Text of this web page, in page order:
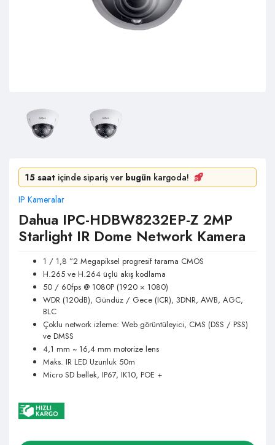
15 saat içinde sipariş ver bugün kargoda!
IP Kameralar
Dahua IPC-HDBW8232EP-Z 2MP
Starlight IR Dome Network Kamera
1 / 1,8 ”2 Megapiksel progresif tarama CMOS
H.265 ve H.264 üçlü akış kodlama
50 / 60fps @ 1080P (1920 × 1080)
WDR (120dB), Gündüz / Gece (ICR), 3DNR, AWB, AGC,
BLC
Çoklu network izleme: Web görüntüleyici, CMS (DSS / PSS)
ve DMSS
4,1 mm ~ 16,4 mm motorize lens
Maks. IR LED Uzunluk 50m
Micro SD bellek, IP67, IK10, POE +